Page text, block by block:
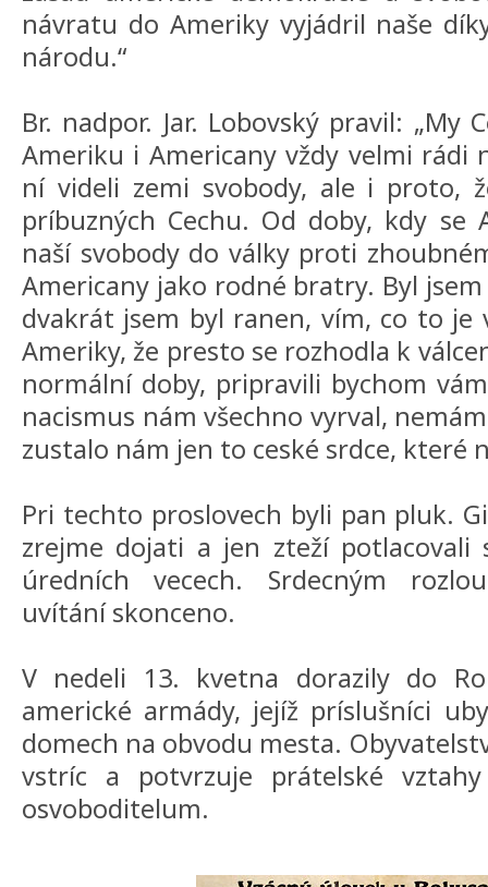
návratu do Ameriky vyjádril naše
národu.“
Br. nadpor. Jar. Lobovský pravil: „My
Ameriku i Americany vždy velmi rádi
ní videli zemi svobody, ale i proto,
príbuzných Cechu. Od doby, kdy se
naší svobody do války proti
Americany jako rodné bratry. Byl
dvakrát jsem byl ranen, vím, co to je
Ameriky, že presto se rozhodla k
normální doby, pripravili bychom
nacismus nám všechno vyrval,
zustalo nám jen to ceské srdce, které
Pri techto proslovech byli pan pluk.
zrejme dojati a jen zteží potlacovali
úredních vecech. Srdecným
uvítání skonceno.
V nedeli 13. kvetna dorazily do
americké armády, jejíž príslušníci
domech na obvodu mesta.
vstríc a potvrzuje prátelské
osvoboditelum.